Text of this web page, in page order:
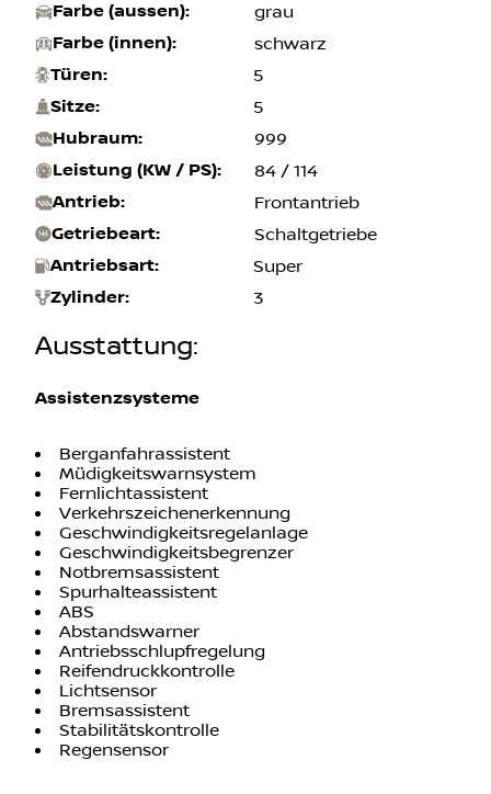
Farbe (aussen): grau
Farbe (innen): schwarz
Türen: 5
Sitze: 5
Hubraum: 999
Leistung (KW / PS): 84 / 114
Antrieb: Frontantrieb
Getriebeart: Schaltgetriebe
Antriebsart: Super
Zylinder: 3
Ausstattung:
Assistenzsysteme
Berganfahrassistent
Müdigkeitswarnsystem
Fernlichtassistent
Verkehrszeichenerkennung
Geschwindigkeitsregelanlage
Geschwindigkeitsbegrenzer
Notbremsassistent
Spurhalteassistent
ABS
Abstandswarner
Antriebsschlupfregelung
Reifendruckkontrolle
Lichtsensor
Bremsassistent
Stabilitätskontrolle
Regensensor